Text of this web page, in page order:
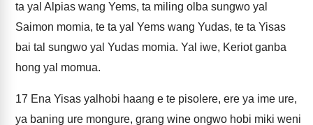
ta yal Alpias wang Yems, ta miling olba sungwo yal
Saimon momia, te ta yal Yems wang Yudas, te ta Yisas
bai tal sungwo yal Yudas momia. Yal iwe, Keriot ganba
hong yal momua.
17 Ena Yisas yalhobi haang e te pisolere, ere ya ime ure,
ya baning ure mongure, grang wine ongwo hobi miki weni